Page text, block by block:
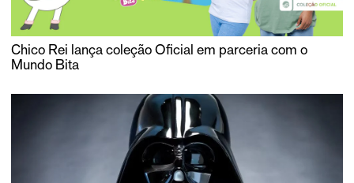
Chico Rei lança coleção Oficial em parceria com o
Mundo Bita